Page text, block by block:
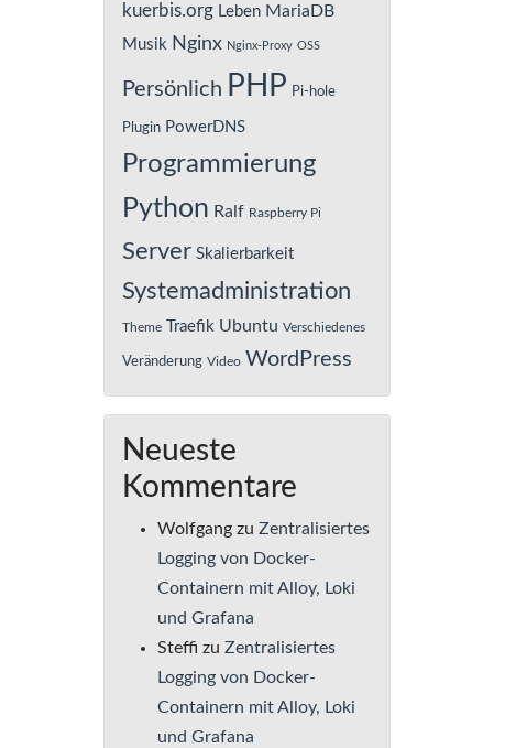
kuerbis.org Leben MariaDB
Musik Nginx Nginx-Proxy OSS
Persönlich PHP Pi-hole
Plugin PowerDNS
Programmierung
Python Ralf Raspberry Pi
Server Skalierbarkeit
Systemadministration
Theme Traefik Ubuntu Verschiedenes
Veränderung Video WordPress
Neueste
Kommentare
Wolfgang zu Zentralisiertes
Logging von Docker-
Containern mit Alloy, Loki
und Grafana
Steffi zu Zentralisiertes
Logging von Docker-
Containern mit Alloy, Loki
und Grafana